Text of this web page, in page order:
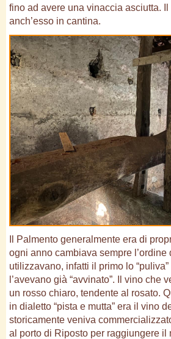
fino ad avere una vinaccia asciutta.
anch’esso in cantina.
Il Palmento generalmente era di
ogni anno cambiava sempre
utilizzavano, infatti il primo lo
l’avevano già “avvinato”. Il vino che
un rosso chiaro, tendente al rosato.
in dialetto “pista e mutta” era il vino
storicamente veniva
al porto di Riposto per raggiungere il